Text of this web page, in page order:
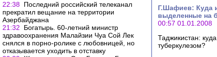
22:38 Последний российский телеканал
прекратил вещание на территории
Азербайджана
21:32
Богатырь. 60-летний министр
здравоохранения Малайзии Чуа Сой Лек
снялся в порно-ролике с любовницей, но
отказывается уходить в отставку
Г.Шафиев: Куда
выделенные на
00:57 01.01.2008
Таджикистан:
туберкулезом?